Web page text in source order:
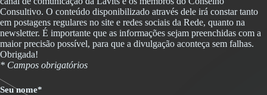
Consultivo. O conteúdo disponibilizado através dele irá constar tanto
em postagens regulares no site e redes sociais da Rede, quanto na
newsletter. É importante que as informações sejam preenchidas com a
maior precisão possível, para que a divulgação aconteça sem falhas.
Obrigada!
* Campos obrigatórios
Seu nome*